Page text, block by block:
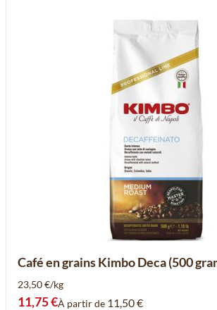
Café en grains Kimbo Deca (500
23,50 €/kg
11,75 €À partir de 11,50 €